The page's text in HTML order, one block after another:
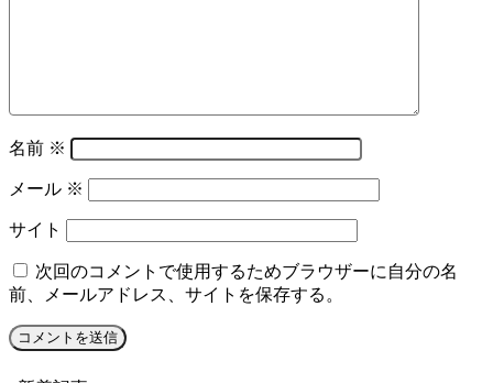
名前 ※
メール ※
サイト
次回のコメントで使用するためブラウザーに自分の名
前、メールアドレス、サイトを保存する。